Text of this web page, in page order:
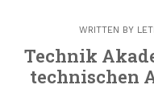
WRITTEN BY
Technik
technischen